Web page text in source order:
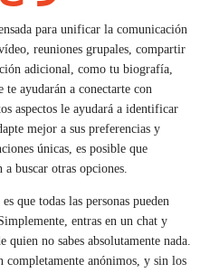
para unificar la comunicación
reuniones grupales, compartir
adicional, como tu biografía,
te ayudarán a conectarte con
aspectos le ayudará a identificar
mejor a sus preferencias y
únicas, es posible que
buscar otras opciones.
que todas las personas pueden
entras en un chat y
quien no sabes absolutamente nada.
completamente anónimos, y sin los